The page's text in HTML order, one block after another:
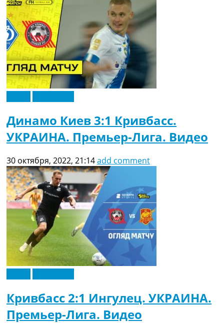
Динамо Киев 3:1 Кривбасс.
УКРАИНА. Премьер-Лига. Видео
30 октября, 2022, 21:14add comment
Кривбасс 2:1 Ингулец. УКРАИНА.
Премьер-Лига. Видео